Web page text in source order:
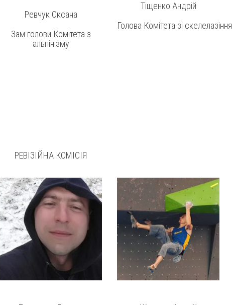
Ревчук Оксана
Зам.голови Комітета з
альпінізму
Тіщенко Андрій
Голова Комітета зі скелелазіння
РЕВІЗІЙНА КОМІСІЯ